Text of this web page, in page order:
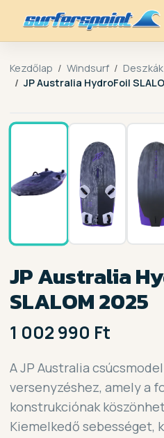
Kezdőlap Windsurf
Deszkák
JP Australia HydroFoil
JP Australia
SLALOM 2025
1 002 990 Ft
A JP Australia
versenyzéshez, amely a
konstrukciónak
Kiemelkedő sebességet,